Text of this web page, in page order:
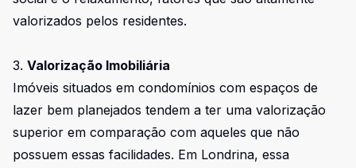
valorizados pelos residentes.
3. Valorização Imobiliária
Imóveis situados em condomínios com espaços de
lazer bem planejados tendem a ter uma valorização
superior em comparação com aqueles que não
possuem essas facilidades. Em Londrina, essa